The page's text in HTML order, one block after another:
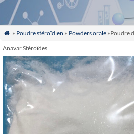
 » Poudre stéroïdien » Powders orale»Poudre
Anavar Stéroïdes